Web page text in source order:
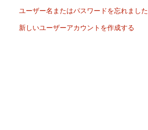
ユーザー名またはパスワードを忘れました
新しいユーザーアカウントを作成する